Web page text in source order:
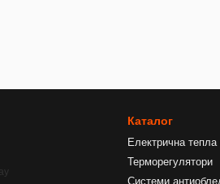
Каталог
Електрична тепла
Терморегулятори
Системи